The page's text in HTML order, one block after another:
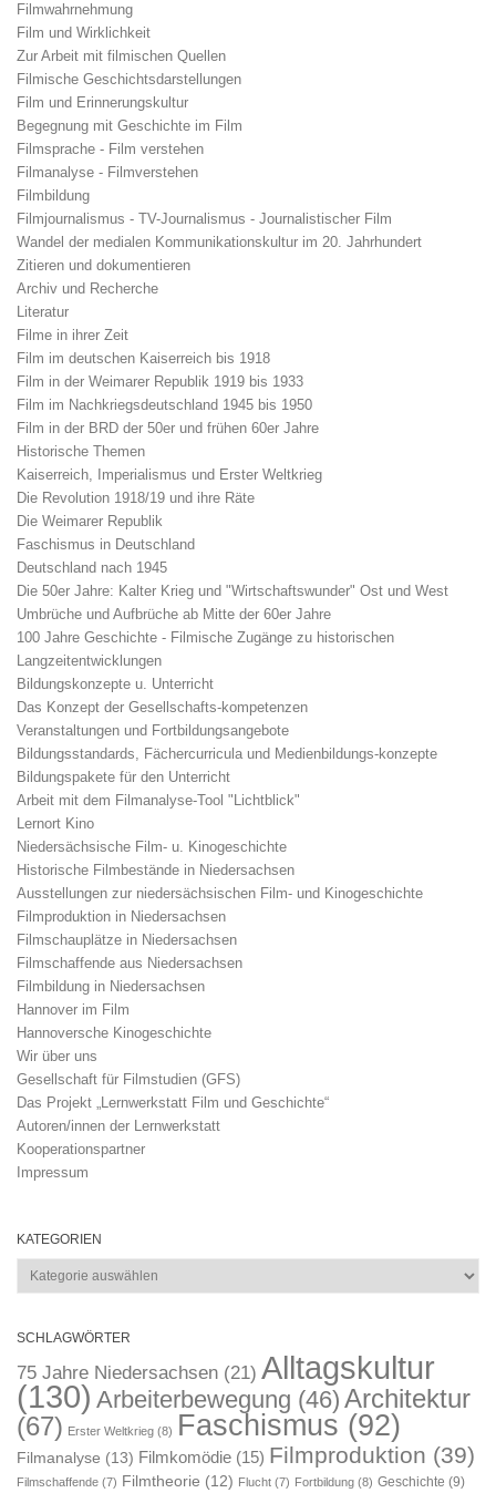
Filmwahrnehmung
Film und Wirklichkeit
Zur Arbeit mit filmischen Quellen
Filmische Geschichtsdarstellungen
Film und Erinnerungskultur
Begegnung mit Geschichte im Film
Filmsprache - Film verstehen
Filmanalyse - Filmverstehen
Filmbildung
Filmjournalismus - TV-Journalismus - Journalistischer Film
Wandel der medialen Kommunikationskultur im 20. Jahrhundert
Zitieren und dokumentieren
Archiv und Recherche
Literatur
Filme in ihrer Zeit
Film im deutschen Kaiserreich bis 1918
Film in der Weimarer Republik 1919 bis 1933
Film im Nachkriegsdeutschland 1945 bis 1950
Film in der BRD der 50er und frühen 60er Jahre
Historische Themen
Kaiserreich, Imperialismus und Erster Weltkrieg
Die Revolution 1918/19 und ihre Räte
Die Weimarer Republik
Faschismus in Deutschland
Deutschland nach 1945
Die 50er Jahre: Kalter Krieg und "Wirtschaftswunder" Ost und West
Umbrüche und Aufbrüche ab Mitte der 60er Jahre
100 Jahre Geschichte - Filmische Zugänge zu historischen
Langzeitentwicklungen
Bildungskonzepte u. Unterricht
Das Konzept der Gesellschafts-kompetenzen
Veranstaltungen und Fortbildungsangebote
Bildungsstandards, Fächercurricula und Medienbildungs-konzepte
Bildungspakete für den Unterricht
Arbeit mit dem Filmanalyse-Tool "Lichtblick"
Lernort Kino
Niedersächsische Film- u. Kinogeschichte
Historische Filmbestände in Niedersachsen
Ausstellungen zur niedersächsischen Film- und Kinogeschichte
Filmproduktion in Niedersachsen
Filmschauplätze in Niedersachsen
Filmschaffende aus Niedersachsen
Filmbildung in Niedersachsen
Hannover im Film
Hannoversche Kinogeschichte
Wir über uns
Gesellschaft für Filmstudien (GFS)
Das Projekt „Lernwerkstatt Film und Geschichte“
Autoren/innen der Lernwerkstatt
Kooperationspartner
Impressum
KATEGORIEN
Kategorien
SCHLAGWÖRTER
75 Jahre Niedersachsen (21) Alltagskultur
(130) Arbeiterbewegung (46) Architektur
(67) Erster Weltkrieg (8) Faschismus (92)
Filmanalyse (13) Filmkomödie (15) Filmproduktion (39)
Filmschaffende (7) Filmtheorie (12) Flucht (7) Fortbildung (8) Geschichte (9)